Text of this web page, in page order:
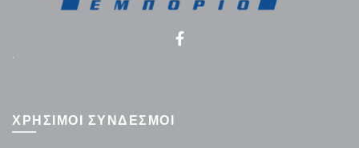
.
ΧΡΗΣΙΜΟΙ ΣΥΝΔΕΣΜΟΙ